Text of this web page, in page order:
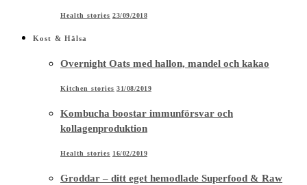
Health stories 23/09/2018
Kost & Hälsa
Overnight Oats med hallon, mandel och kakao
Kitchen stories 31/08/2019
Kombucha boostar immunförsvar och
kollagenproduktion
Health stories 16/02/2019
Groddar – ditt eget hemodlade Superfood & Raw